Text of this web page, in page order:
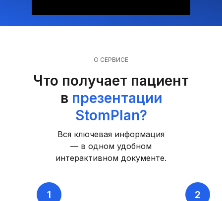
О СЕРВИСЕ
Что получает пациент
в презентации
StomPlan?
Вся ключевая информация
— в одном удобном
интерактивном документе.
1 2